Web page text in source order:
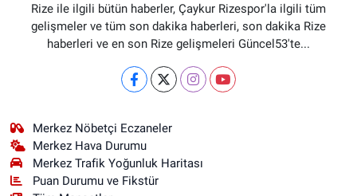
Rize ile ilgili bütün haberler, Çaykur Rizespor'la ilgili tüm
gelişmeler ve tüm son dakika haberleri, son dakika Rize
haberleri ve en son Rize gelişmeleri Güncel53'te...
Merkez Nöbetçi Eczaneler
Merkez Hava Durumu
Merkez Trafik Yoğunluk Haritası
Puan Durumu ve Fikstür